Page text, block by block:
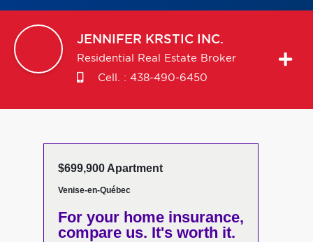
JENNIFER KRSTIC INC.
Residential Real Estate Broker
Cell. : 438-490-6450
$699,900 Apartment
Venise-en-Québec
For your home insurance,
compare us. It's worth it.